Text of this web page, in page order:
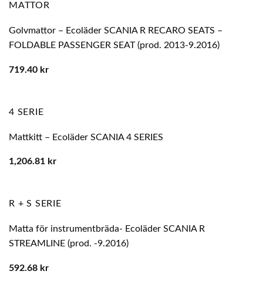
MATTOR
Golvmattor – Ecoläder SCANIA R RECARO SEATS –
FOLDABLE PASSENGER SEAT (prod. 2013-9.2016)
719.40 kr
4 SERIE
Mattkitt – Ecoläder SCANIA 4 SERIES
1,206.81 kr
R + S SERIE
Matta för instrumentbräda- Ecoläder SCANIA R
STREAMLINE (prod. -9.2016)
592.68 kr